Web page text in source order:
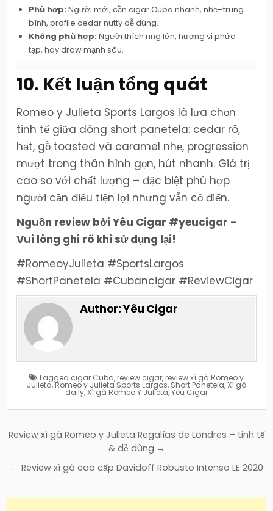
Phù hợp: Người mới, cần cigar Cuba nhanh, nhẹ–trung
bình, profile cedar nutty dễ dùng.
Không phù hợp: Người thích ring lớn, hương vị phức
tạp, hay draw mạnh sâu.
10. Kết luận tổng quát
Romeo y Julieta Sports Largos là lựa chọn
tinh tế giữa dòng short panetela: cedar rõ,
hạt, gỗ toasted và caramel nhẹ, progression
mượt trong thân hình gọn, hút nhanh. Giá trị
cao so với chất lượng – đặc biệt phù hợp
người cần điếu tiện lợi nhưng vẫn cổ điển.
Nguồn review bởi Yêu Cigar #yeucigar –
Vui lòng ghi rõ khi sử dụng lại!
#RomeoyJulieta #SportsLargos
#ShortPanetela #Cubancigar #ReviewCigar
Author:Yêu Cigar
Tagged cigar Cuba, review cigar, review xì gà Romeo y
Julieta,Romeo y Julieta Sports Largos, Short Panetela,Xì gà
daily,Xì gà Romeo Y Julieta,Yêu Cigar
Điều
bài
Review xì gà Romeo y Julieta Regalías de Londres – tinh tế
& dễ dùng →
← Review xì gà cao cấp Davidoff Robusto Intenso LE 2020